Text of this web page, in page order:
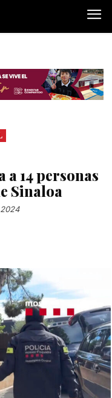
14 personas
Sinaloa